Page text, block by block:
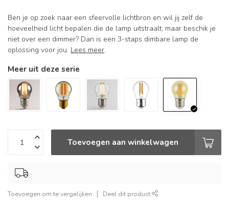
Ben je op zoek naar een sfeervolle lichtbron en wil jij zelf de
hoeveelheid licht bepalen die de lamp uitstraalt, maar beschik je
niet over een dimmer? Dan is een 3-staps dimbare lamp de
oplossing voor jou. Lees meer.
Meer uit deze serie
Toevoegen aan winkelwagen
Toevoegen om te vergelijken Deel dit product